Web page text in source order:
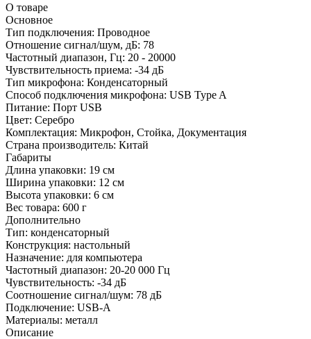
О товаре
Основное
Тип подключения: Проводное
Отношение сигнал/шум, дБ: 78
Частотный диапазон, Гц: 20 - 20000
Чувствительность приема: -34 дБ
Тип микрофона: Конденсаторный
Способ подключения микрофона: USB Type A
Питание: Порт USB
Цвет: Серебро
Комплектация: Микрофон, Стойка, Документация
Страна производитель: Китай
Габариты
Длина упаковки: 19 см
Ширина упаковки: 12 см
Высота упаковки: 6 см
Вес товара: 600 г
Дополнительно
Тип: конденсаторный
Конструкция: настольный
Назначение: для компьютера
Частотный диапазон: 20-20 000 Гц
Чувствительность: -34 дБ
Соотношение сигнал/шум: 78 дБ
Подключение: USB-A
Материалы: металл
Описание